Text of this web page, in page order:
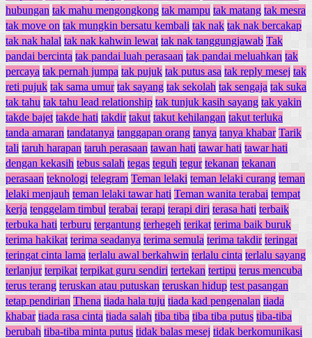
hubungan tak mahu mengongkong tak mampu tak matang tak mesra
tak move on tak mungkin bersatu kembali tak nak tak nak bercakap
tak nak halal tak nak kahwin lewat tak nak tanggungjawab Tak
pandai bercinta tak pandai luah perasaan tak pandai meluahkan tak
percaya tak pernah jumpa tak pujuk tak putus asa tak reply mesej tak
reti pujuk tak sama umur tak sayang tak sekolah tak sengaja tak suka
tak tahu tak tahu lead relationship tak tunjuk kasih sayang tak yakin
takde bajet takde hati takdir takut takut kehilangan takut terluka
tanda amaran tandatanya tanggapan orang tanya tanya khabar Tarik
tali taruh harapan taruh perasaan tawan hati tawar hati tawar hati
dengan kekasih tebus salah tegas teguh tegur tekanan tekanan
perasaan teknologi telegram Teman lelaki teman lelaki curang teman
lelaki menjauh teman lelaki tawar hati Teman wanita terabai tempat
kerja tenggelam timbul terabai terapi terapi diri terasa hati terbaik
terbuka hati terburu tergantung terhegeh terikat terima baik buruk
terima hakikat terima seadanya terima semula terima takdir teringat
teringat cinta lama terlalu awal berkahwin terlalu cinta terlalu sayang
terlanjur terpikat terpikat guru sendiri tertekan tertipu terus mencuba
terus terang teruskan atau putuskan teruskan hidup test pasangan
tetap pendirian Thena tiada hala tuju tiada kad pengenalan tiada
khabar tiada rasa cinta tiada salah tiba tiba tiba tiba putus tiba-tiba
berubah tiba-tiba minta putus tidak balas mesej tidak berkomunikasi